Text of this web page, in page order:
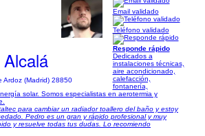
Ardoz (Madrid) 28850
Email validado
Teléfono validado
Responde rápido
Dedicados a
instalaciones técnicas,
aire acondicionado,
calefacción,
fontanería,
solar. Somos especialistas en aerotermia y
para cambiar un radiador toallero del baño y estoy
Pedro es un gran y rápido profesional y muy
y resuelve todas tus dudas. Lo recomiendo